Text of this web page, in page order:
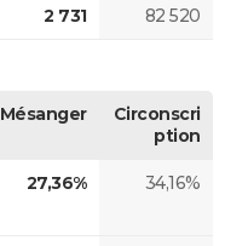
2 731 82 520
Mésanger
Circonscri
ption
27,36% 34,16%